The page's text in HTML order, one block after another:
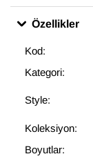
patchwork
yaratmakta,
Özellikler
Kod:
Kategori:
Style:
Koleksiyon:
Boyutlar: